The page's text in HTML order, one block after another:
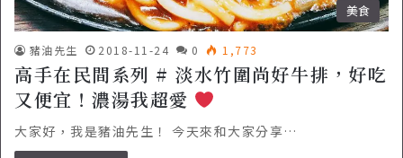
美食
豬油先生 2018-11-24 0 1,773
高手在民間系列 # 淡水竹圍尚好牛排，好吃
又便宜！濃湯我超愛
大家好，我是豬油先生！ 今天來和大家分享…